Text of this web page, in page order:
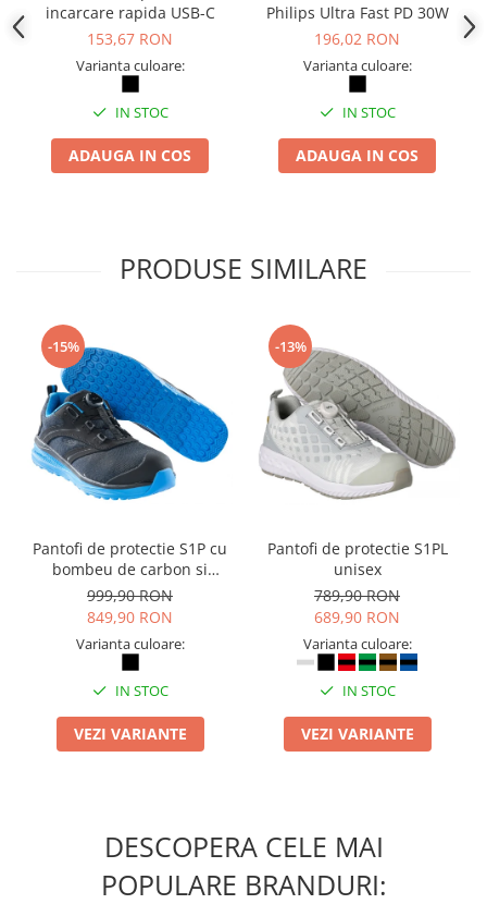
Camasi
Pantaloni
Pantaloni cu pieptar
Impermeabile
Veste
Incaltaminte de lucru si protectie
Echipamente medicale
Manusi de protectie
Accesorii pentru protectia capului
Casti de protectie
Antifoane
Ochelari de protectie si viziere
Masti de protectie respiratorie
Pachete promotionale
Accesorii pentru protectia muncii
Diverse accesorii
Articole de unica folosinta
Copii - tricouri si hanorace
Ecrane Interactive
Sisteme de afisare
incarcare rapida USB-C
153,67 RON
Varianta culoare:
IN STOC
ADAUGA IN COS
Philips Ultra Fast PD 30W
196,02 RON
Varianta culoare:
IN STOC
ADAUGA IN COS
PRODUSE SIMILARE
-15%
Pantofi de protectie S1P cu
bombeu de carbon si
inchidere BOAÂ® Fit
999,90 RON
849,90 RON
Varianta culoare:
IN STOC
VEZI VARIANTE
-13%
Pantofi de protectie S1PL
unisex
789,90 RON
689,90 RON
Varianta culoare:
IN STOC
VEZI VARIANTE
DESCOPERA CELE MAI
POPULARE BRANDURI: